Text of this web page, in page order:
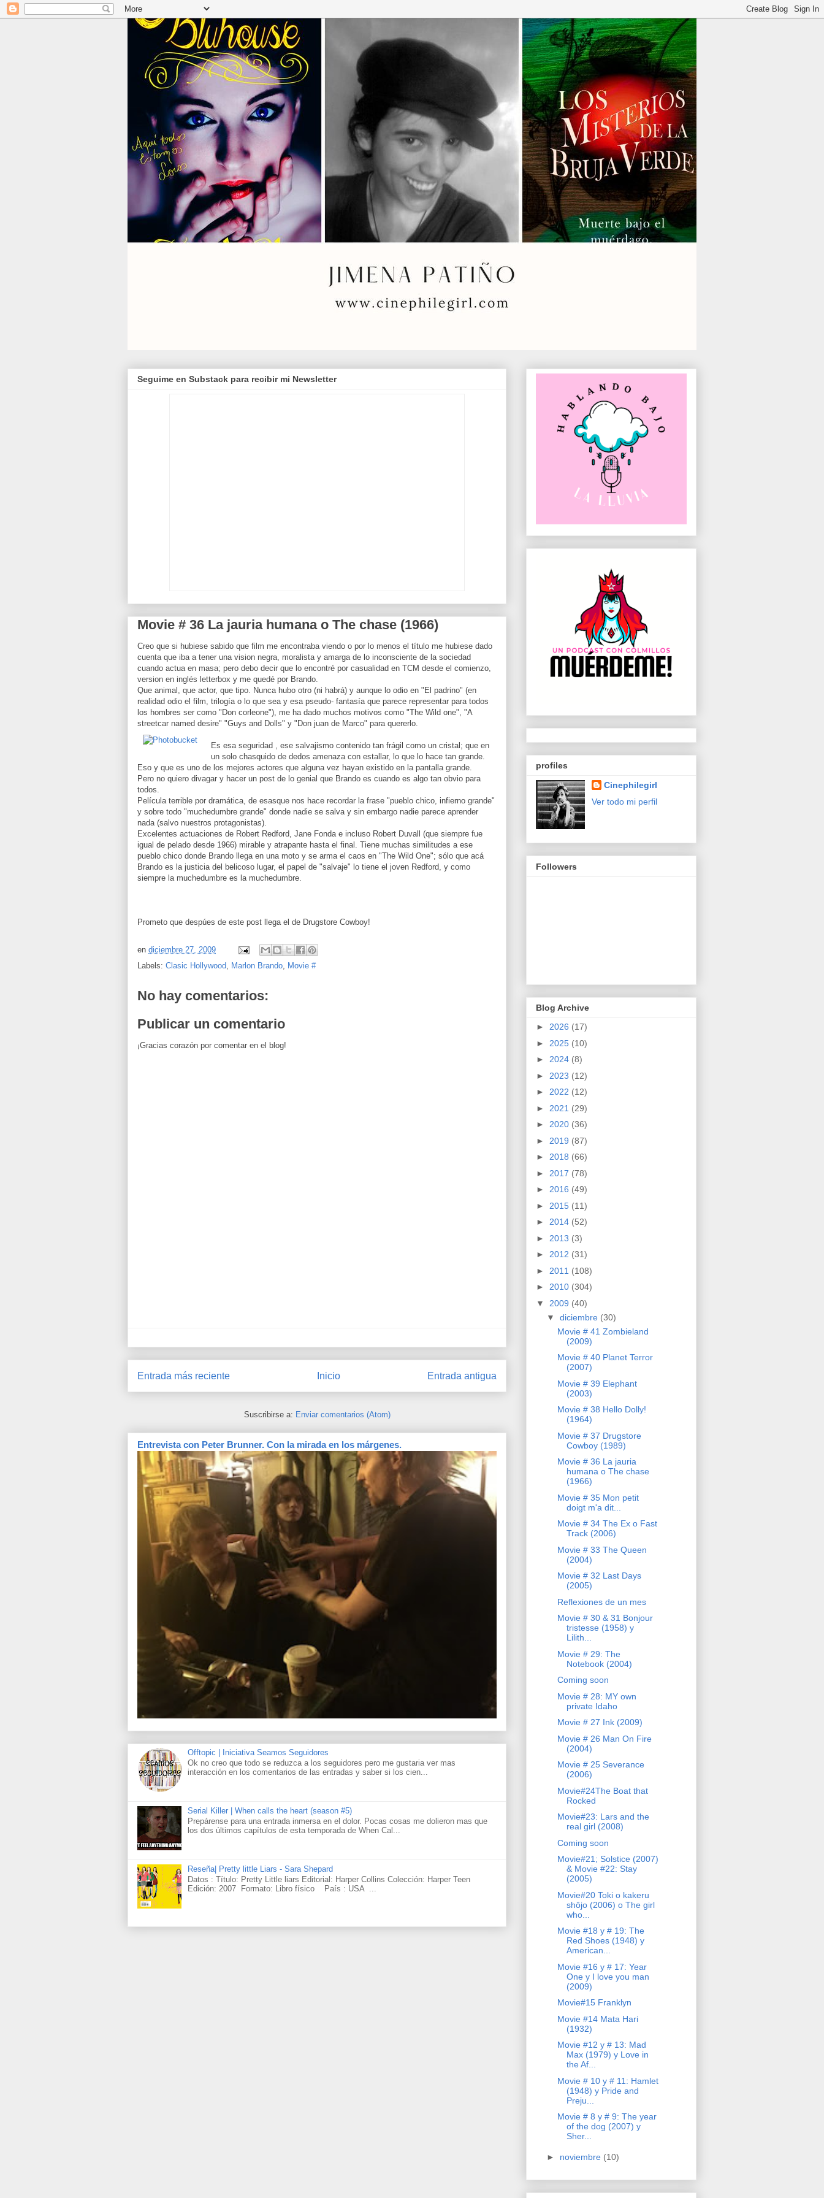
Seguime en Substack para recibir mi Newsletter
Movie # 36 La jauria humana o The chase (1966)
Creo que si hubiese sabido que film me encontraba viendo o por lo menos el título me hubiese dado
cuenta que iba a tener una vision negra, moralista y amarga de lo inconsciente de la sociedad
cuando actua en masa; pero debo decir que lo encontré por casualidad en TCM desde el comienzo,
version en inglés letterbox y me quedé por Brando.
Que animal, que actor, que tipo. Nunca hubo otro (ni habrá) y aunque lo odio en "El padrino" (en
realidad odio el film, trilogía o lo que sea y esa pseudo- fantasía que parece representar para todos
los hombres ser como "Don corleone"), me ha dado muchos motivos como "The Wild one", "A
streetcar named desire" "Guys and Dolls" y "Don juan de Marco" para quererlo.
Es esa seguridad , ese salvajismo contenido tan frágil como un cristal; que en
un solo chasquido de dedos amenaza con estallar, lo que lo hace tan grande.
Eso y que es uno de los mejores actores que alguna vez hayan existido en la pantalla grande.
Pero no quiero divagar y hacer un post de lo genial que Brando es cuando es algo tan obvio para
todos.
Película terrible por dramática, de esasque nos hace recordar la frase "pueblo chico, infierno grande"
y sobre todo "muchedumbre grande" donde nadie se salva y sin embargo nadie parece aprender
nada (salvo nuestros protagonistas).
Excelentes actuaciones de Robert Redford, Jane Fonda e incluso Robert Duvall (que siempre fue
igual de pelado desde 1966) mirable y atrapante hasta el final. Tiene muchas similitudes a ese
pueblo chico donde Brando llega en una moto y se arma el caos en "The Wild One"; sólo que acá
Brando es la justicia del belicoso lugar, el papel de "salvaje" lo tiene el joven Redford, y como
siempre la muchedumbre es la muchedumbre.
Prometo que despúes de este post llega el de Drugstore Cowboy!
en diciembre 27, 2009
Labels: Clasic Hollywood, Marlon Brando, Movie #
No hay comentarios:
Publicar un comentario
¡Gracias corazón por comentar en el blog!
Entrada más reciente Entrada antigua
Inicio
Suscribirse a: Enviar comentarios (Atom)
Entrevista con Peter Brunner. Con la mirada en los márgenes.
Offtopic | Iniciativa Seamos Seguidores
Ok no creo que todo se reduzca a los seguidores pero me gustaria ver mas
interacción en los comentarios de las entradas y saber si los cien...
Serial Killer | When calls the heart (season #5)
Prepárense para una entrada inmersa en el dolor. Pocas cosas me dolieron mas que
los dos últimos capítulos de esta temporada de When Cal...
Reseña| Pretty little Liars - Sara Shepard
Datos : Título: Pretty Little liars Editorial: Harper Collins Colección: Harper Teen
Edición: 2007 Formato: Libro físico País : USA ...
profiles
Cinephilegirl
Ver todo mi perfil
Followers
Blog Archive
► 2026 (17)
► 2025 (10)
► 2024 (8)
► 2023 (12)
► 2022 (12)
► 2021 (29)
► 2020 (36)
► 2019 (87)
► 2018 (66)
► 2017 (78)
► 2016 (49)
► 2015 (11)
► 2014 (52)
► 2013 (3)
► 2012 (31)
► 2011 (108)
► 2010 (304)
▼ 2009 (40)
▼ diciembre (30)
Movie # 41 Zombieland
(2009)
Movie # 40 Planet Terror
(2007)
Movie # 39 Elephant
(2003)
Movie # 38 Hello Dolly!
(1964)
Movie # 37 Drugstore
Cowboy (1989)
Movie # 36 La jauria
humana o The chase
(1966)
Movie # 35 Mon petit
doigt m'a dit...
Movie # 34 The Ex o Fast
Track (2006)
Movie # 33 The Queen
(2004)
Movie # 32 Last Days
(2005)
Reflexiones de un mes
Movie # 30 & 31 Bonjour
tristesse (1958) y
Lilith...
Movie # 29: The
Notebook (2004)
Coming soon
Movie # 28: MY own
private Idaho
Movie # 27 Ink (2009)
Movie # 26 Man On Fire
(2004)
Movie # 25 Severance
(2006)
Movie#24The Boat that
Rocked
Movie#23: Lars and the
real girl (2008)
Coming soon
Movie#21; Solstice (2007)
& Movie #22: Stay
(2005)
Movie#20 Toki o kakeru
shôjo (2006) o The girl
who...
Movie #18 y # 19: The
Red Shoes (1948) y
American...
Movie #16 y # 17: Year
One y I love you man
(2009)
Movie#15 Franklyn
Movie #14 Mata Hari
(1932)
Movie #12 y # 13: Mad
Max (1979) y Love in
the Af...
Movie # 10 y # 11: Hamlet
(1948) y Pride and
Preju...
Movie # 8 y # 9: The year
of the dog (2007) y
Sher...
► noviembre (10)